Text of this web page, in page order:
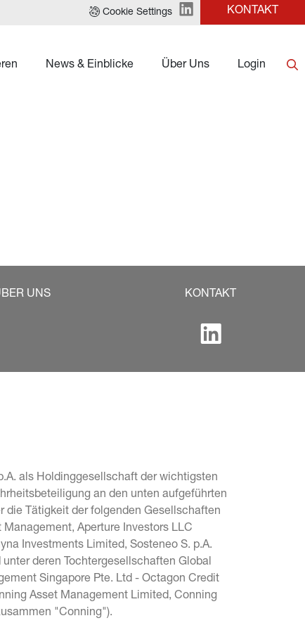
Cookie Settings KONTAKT
News & Einblicke Über Uns Login
UNS KONTAKT
als Holdinggesellschaft der wichtigsten
an den unten aufgeführten
die Tätigkeit der folgenden Gesellschaften
Aperture Investors LLC
Investments Limited, Sosteneo S. p.A.
deren Tochtergesellschaften Global
Singapore Pte. Ltd - Octagon Credit
Asset Management Limited, Conning
"Conning").